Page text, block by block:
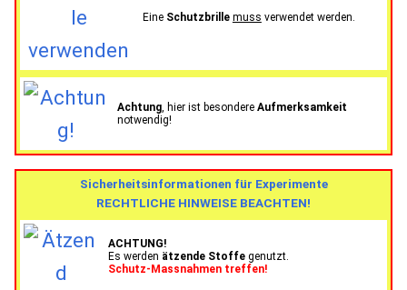
Eine Schutzbrille muss verwendet werden.
Achtung, hier ist besondere Aufmerksamkeit
notwendig!
Sicherheitsinformationen für Experimente
RECHTLICHE HINWEISE BEACHTEN!
ACHTUNG!
Es werden ätzende Stoffegenutzt.
Schutz-Massnahmen treffen!